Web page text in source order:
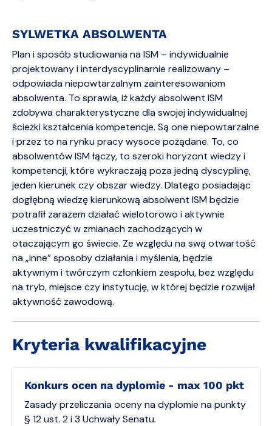
SYLWETKA ABSOLWENTA
Plan i sposób studiowania na ISM – indywidualnie
projektowany i interdyscyplinarnie realizowany –
odpowiada niepowtarzalnym zainteresowaniom
absolwenta. To sprawia, iż każdy absolwent ISM
zdobywa charakterystyczne dla swojej indywidualnej
ścieżki kształcenia kompetencje. Są one niepowtarzalne
i przez to na rynku pracy wysoce pożądane. To, co
absolwentów ISM łączy, to szeroki horyzont wiedzy i
kompetencji, które wykraczają poza jedną dyscyplinę,
jeden kierunek czy obszar wiedzy. Dlatego posiadając
dogłębną wiedzę kierunkową absolwent ISM będzie
potrafił zarazem działać wielotorowo i aktywnie
uczestniczyć w zmianach zachodzących w
otaczającym go świecie. Ze względu na swą otwartość
na „inne” sposoby działania i myślenia, będzie
aktywnym i twórczym członkiem zespołu, bez względu
na tryb, miejsce czy instytucję, w której będzie rozwijał
aktywność zawodową.
Kryteria kwalifikacyjne
Konkurs ocen na dyplomie - max 100 pkt
Zasady przeliczania oceny na dyplomie na punkty
§ 12 ust. 2 i 3 Uchwały Senatu.